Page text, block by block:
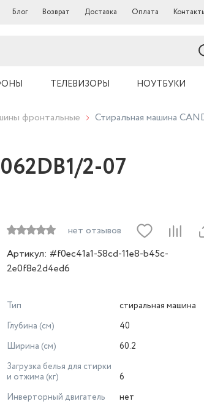
Блог Возврат Доставка Оплата
ТЕЛЕВИЗОРЫ НОУТБУКИ
фронтальные Стиральная машина
2-07
нет отзывов
Артикул: #f0ec41a1-58cd-11e8-b45c-
2e0f8e2d4ed6
Тип
стиральная машина
Глубина (см)
40
Ширина (см)
60.2
Загрузка белья для стирки
и отжима (кг)
6
Инверторный двигатель
нет